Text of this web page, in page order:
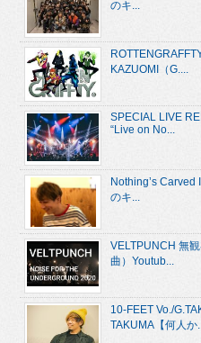
のキ...
KAZUOMI（G....
SPECIAL LIVE
“Live on No...
Nothing’s Carved
のキ...
VELTPUNCH 無
曲）Youtub...
10-FEET Vo./
TAKUMA【何人か